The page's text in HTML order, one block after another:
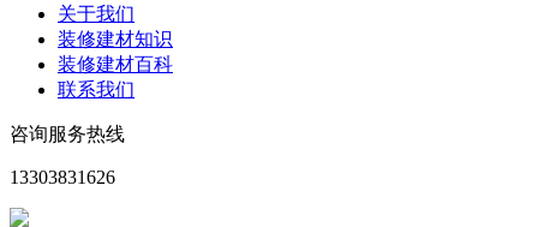
关于我们
装修建材知识
装修建材百科
联系我们
咨询服务热线
13303831626